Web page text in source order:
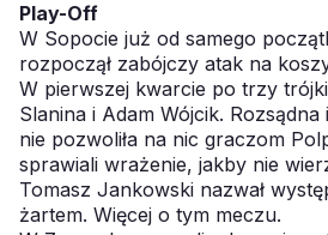
Play-Off
W Sopocie już od samego
rozpoczął zabójczy atak na
W pierwszej kwarcie po trzy
Slanina i Adam Wójcik.
nie pozwoliła na nic graczom
sprawiali wrażenie, jakby nie
Tomasz Jankowski nazwał
żartem. Więcej o tym meczu.